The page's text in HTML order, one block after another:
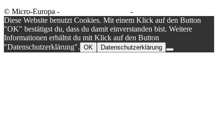
© Micro-Europa -
-
Diese Website benutzt Cookies. Mit einem Klick auf den Button
"OK" bestätigst du, dass du damit einverstanden bist. Weitere
Informationen erhältst du mit Klick auf den Button
"Datenschutzerklärung". OK Datenschutzerklärung